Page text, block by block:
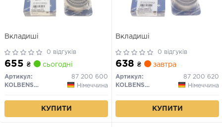
Вкладиші
0 відгуків
655 ₴ сьогодні
Артикул:
87 200 600
KOLBENSCHMIDT
Німеччина
КУПИТИ
Вкладиші
0 відгуків
638 ₴ завтра
Артикул:
87 200 620
KOLBENSCHMIDT
Німеччина
КУПИТИ